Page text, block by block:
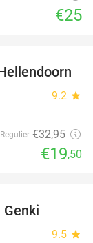
€25
41%
9.2 star
Regulier €32,95
€19,50
9.5 star